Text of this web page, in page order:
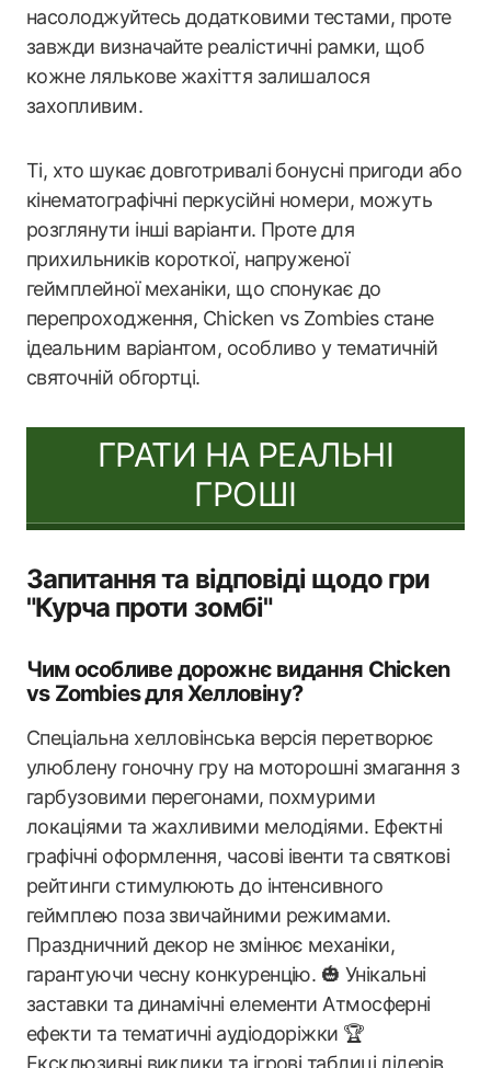
насолоджуйтесь додатковими тестами, проте
завжди визначайте реалістичні рамки, щоб
кожне лялькове жахіття залишалося
захопливим.
Ті, хто шукає довготривалі бонусні пригоди або
кінематографічні перкусійні номери, можуть
розглянути інші варіанти. Проте для
прихильників короткої, напруженої
геймплейної механіки, що спонукає до
перепроходження, Chicken vs Zombies стане
ідеальним варіантом, особливо у тематичній
святочній обгортці.
ГРАТИ НА РЕАЛЬНІ
ГРОШІ
Запитання та відповіді щодо гри
"Курча проти зомбі"
Чим особливе дорожнє видання Chicken
vs Zombies для Хелловіну?
Спеціальна хелловінська версія перетворює
улюблену гоночну гру на моторошні змагання з
гарбузовими перегонами, похмурими
локаціями та жахливими мелодіями. Ефектні
графічні оформлення, часові івенти та святкові
рейтинги стимулюють до інтенсивного
геймплею поза звичайними режимами.
Праздничний декор не змінює механіки,
гарантуючи чесну конкуренцію. 🎃 Унікальні
заставки та динамічні елементи Атмосферні
ефекти та тематичні аудіодоріжки 🏆
Ексклюзивні виклики та ігрові таблиці лідерів